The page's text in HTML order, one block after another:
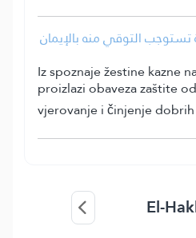
التوقي منه بالإيمان
Iz spoznaje žestine kazne
proizlazi obaveza zaštite
vjerovanje i činjenje
El-